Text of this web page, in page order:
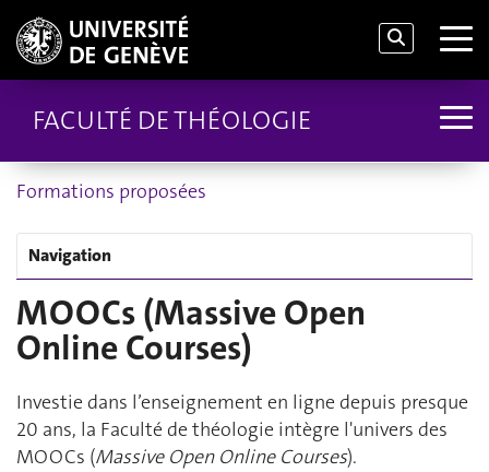
FACULTÉ DE THÉOLOGIE
Formations proposées
Navigation
MOOCs (Massive Open
Online Courses)
Investie dans l’enseignement en ligne depuis presque
20 ans, la Faculté de théologie intègre l'univers des
MOOCs (Massive Open Online Courses).